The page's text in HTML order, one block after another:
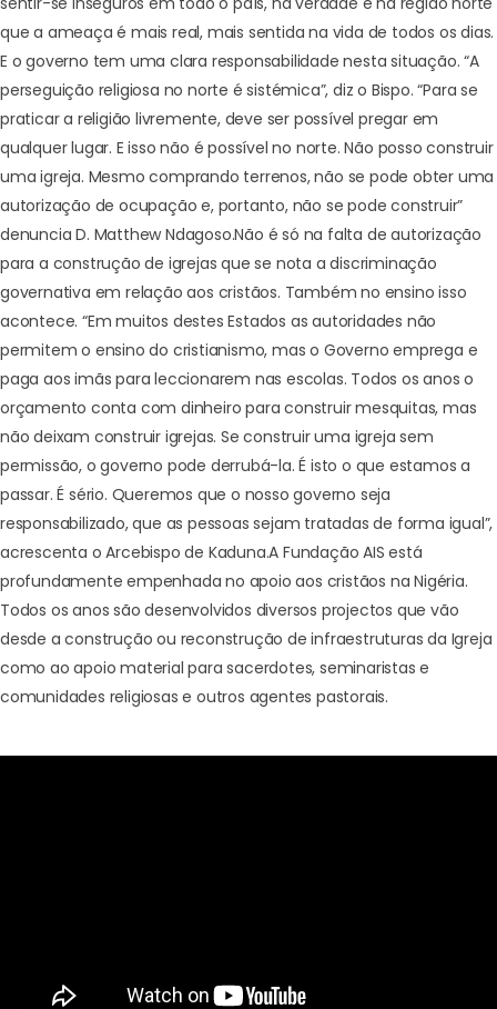
que a ameaça é mais real, mais sentida na vida de todos os dias.
E o governo tem uma clara responsabilidade nesta situação. “A
perseguição religiosa no norte é sistémica”, diz o Bispo. “Para se
praticar a religião livremente, deve ser possível pregar em
qualquer lugar. E isso não é possível no norte. Não posso construir
uma igreja. Mesmo comprando terrenos, não se pode obter uma
autorização de ocupação e, portanto, não se pode construir”
denuncia D. Matthew Ndagoso.Não é só na falta de autorização
para a construção de igrejas que se nota a discriminação
governativa em relação aos cristãos. Também no ensino isso
acontece. “Em muitos destes Estados as autoridades não
permitem o ensino do cristianismo, mas o Governo emprega e
paga aos imãs para leccionarem nas escolas. Todos os anos o
orçamento conta com dinheiro para construir mesquitas, mas
não deixam construir igrejas. Se construir uma igreja sem
permissão, o governo pode derrubá-la. É isto o que estamos a
passar. É sério. Queremos que o nosso governo seja
responsabilizado, que as pessoas sejam tratadas de forma igual”,
acrescenta o Arcebispo de Kaduna.A Fundação AIS está
profundamente empenhada no apoio aos cristãos na Nigéria.
Todos os anos são desenvolvidos diversos projectos que vão
desde a construção ou reconstrução de infraestruturas da Igreja
como ao apoio material para sacerdotes, seminaristas e
comunidades religiosas e outros agentes pastorais.